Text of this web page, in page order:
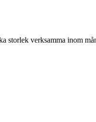
storlek verksamma inom